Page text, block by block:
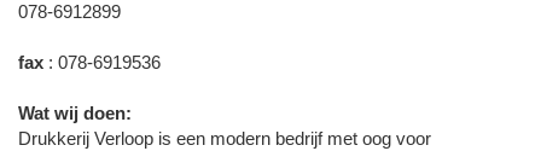
078-6912899
fax : 078-6919536
Wat wij doen:
Drukkerij Verloop is een modern bedrijf met oog voor